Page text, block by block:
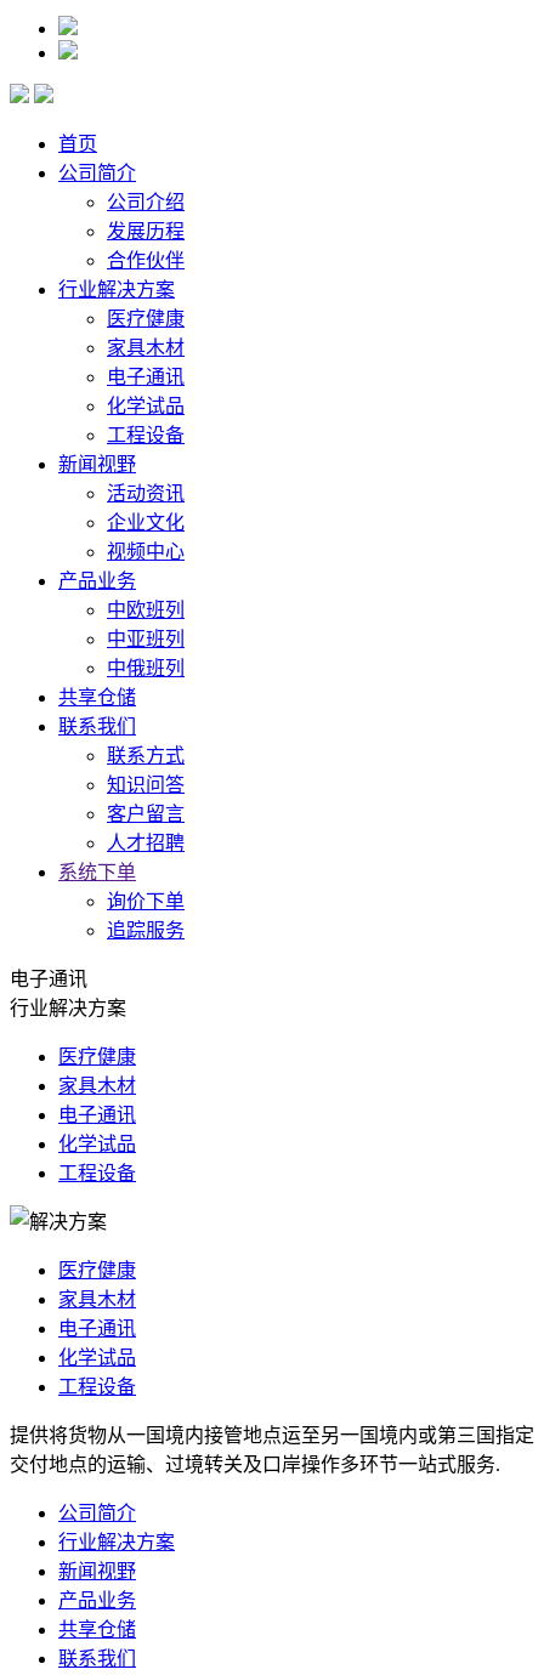
首页
公司简介
公司介绍
发展历程
合作伙伴
行业解决方案
医疗健康
家具木材
电子通讯
化学试品
工程设备
新闻视野
活动资讯
企业文化
视频中心
产品业务
中欧班列
中亚班列
中俄班列
共享仓储
联系我们
联系方式
知识问答
客户留言
人才招聘
系统下单
询价下单
追踪服务
电子通讯
行业解决方案
医疗健康
家具木材
电子通讯
化学试品
工程设备
医疗健康
家具木材
电子通讯
化学试品
工程设备
提供将货物从一国境内接管地点运至另一国境内或第三国指定
交付地点的运输、过境转关及口岸操作多环节一站式服务.
公司简介
行业解决方案
新闻视野
产品业务
共享仓储
联系我们